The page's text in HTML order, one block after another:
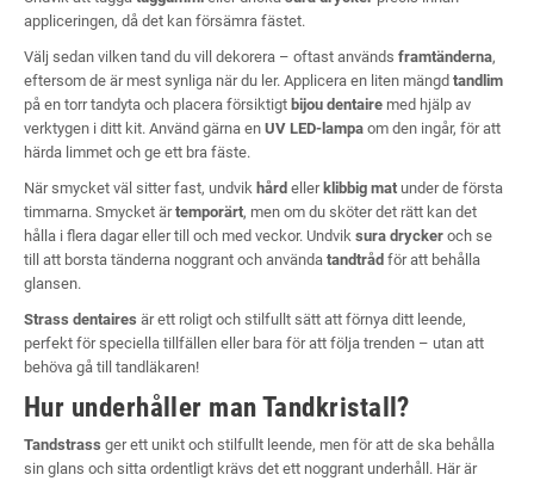
appliceringen, då det kan försämra fästet.
Välj sedan vilken tand du vill dekorera – oftast används framtänderna,
eftersom de är mest synliga när du ler. Applicera en liten mängd tandlim
på en torr tandyta och placera försiktigt bijou dentaire med hjälp av
verktygen i ditt kit. Använd gärna en UV LED-lampa om den ingår, för att
härda limmet och ge ett bra fäste.
När smycket väl sitter fast, undvik hård eller klibbig mat under de första
timmarna. Smycket ärtemporärt, men om du sköter det rätt kan det
hålla i flera dagar eller till och med veckor. Undvik sura drycker och se
till att borsta tänderna noggrant och använda tandtråd för att behålla
glansen.
Strass dentaires är ett roligt och stilfullt sätt att förnya ditt leende,
perfekt för speciella tillfällen eller bara för att följa trenden – utan att
behöva gå till tandläkaren!
Hur underhåller man Tandkristall?
Tandstrass ger ett unikt och stilfullt leende, men för att de ska behålla
sin glans och sitta ordentligt krävs det ett noggrant underhåll. Här är